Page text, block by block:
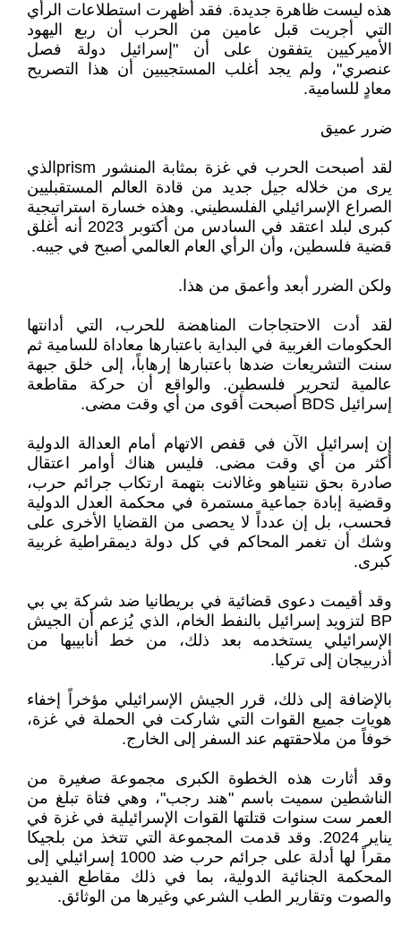
هذه ليست ظاهرة جديدة. فقد أظهرت استطلاعات الرأي
التي أجريت قبل عامين من الحرب أن ربع اليهود
الأميركيين يتفقون على أن "إسرائيل دولة فصل
عنصري"، ولم يجد أغلب المستجيبين أن هذا التصريح
معادٍ للسامية.
ضرر عميق
لقد أصبحت الحرب في غزة بمثابة المنشور prismالذي
يرى من خلاله جيل جديد من قادة العالم المستقبليين
الصراع الإسرائيلي الفلسطيني. وهذه خسارة استراتيجية
كبرى لبلد اعتقد في السادس من أكتوبر 2023 أنه أغلق
قضية فلسطين، وأن الرأي العام العالمي أصبح في جيبه.
ولكن الضرر أبعد وأعمق من هذا.
لقد أدت الاحتجاجات المناهضة للحرب، التي أدانتها
الحكومات الغربية في البداية باعتبارها معاداة للسامية ثم
سنت التشريعات ضدها باعتبارها إرهاباً، إلى خلق جبهة
عالمية لتحرير فلسطين. والواقع أن حركة مقاطعة
إسرائيل BDS أصبحت أقوى من أي وقت مضى.
إن إسرائيل الآن في قفص الاتهام أمام العدالة الدولية
أكثر من أي وقت مضى. فليس هناك أوامر اعتقال
صادرة بحق نتنياهو وغالانت بتهمة ارتكاب جرائم حرب،
وقضية إبادة جماعية مستمرة في محكمة العدل الدولية
فحسب، بل إن عدداً لا يحصى من القضايا الأخرى على
وشك أن تغمر المحاكم في كل دولة ديمقراطية غربية
كبرى.
وقد أقيمت دعوى قضائية في بريطانيا ضد شركة بي بي
BP لتزويد إسرائيل بالنفط الخام، الذي يُزعم أن الجيش
الإسرائيلي يستخدمه بعد ذلك، من خط أنابيبها من
أذربيجان إلى تركيا.
بالإضافة إلى ذلك، قرر الجيش الإسرائيلي مؤخراً إخفاء
هويات جميع القوات التي شاركت في الحملة في غزة،
خوفاً من ملاحقتهم عند السفر إلى الخارج.
وقد أثارت هذه الخطوة الكبرى مجموعة صغيرة من
الناشطين سميت باسم "هند رجب"، وهي فتاة تبلغ من
العمر ست سنوات قتلتها القوات الإسرائيلية في غزة في
يناير 2024. وقد قدمت المجموعة التي تتخذ من بلجيكا
مقراً لها أدلة على جرائم حرب ضد 1000 إسرائيلي إلى
المحكمة الجنائية الدولية، بما في ذلك مقاطع الفيديو
والصوت وتقارير الطب الشرعي وغيرها من الوثائق.